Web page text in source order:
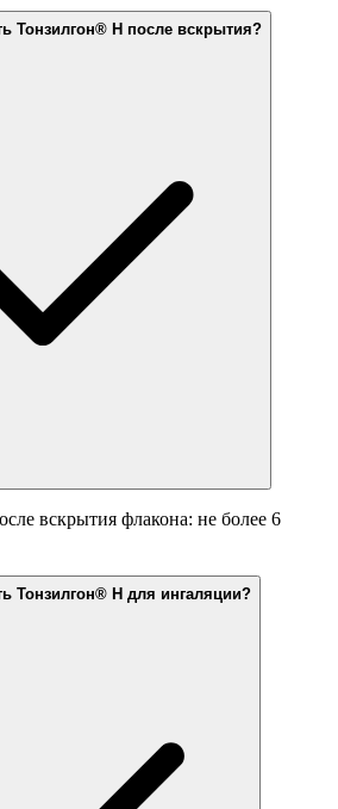
Тонзилгон® Н после вскрытия?
вскрытия флакона: не более 6
Тонзилгон® Н для ингаляции?